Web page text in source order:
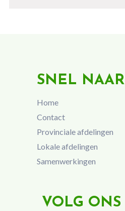
SNEL NAAR
Home
Contact
Provinciale afdelingen
Lokale afdelingen
Samenwerkingen
VOLG ONS